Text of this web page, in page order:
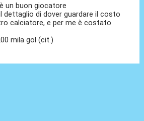
un buon giocatore
dettaglio di dover guardare il costo
calciatore, e per me è costato
mila gol (cit.)